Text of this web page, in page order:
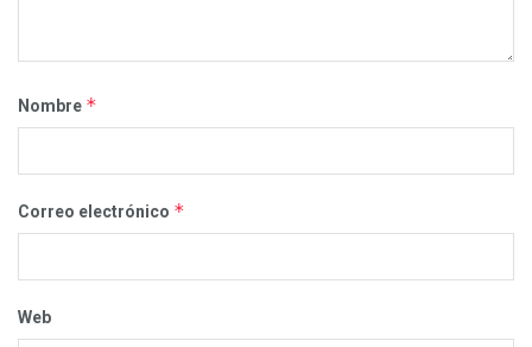
Nombre *
Correo electrónico *
Web